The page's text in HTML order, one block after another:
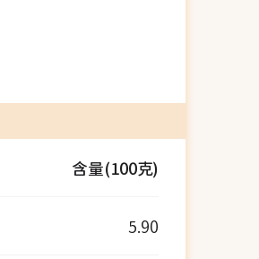
含量(100克)
5.90